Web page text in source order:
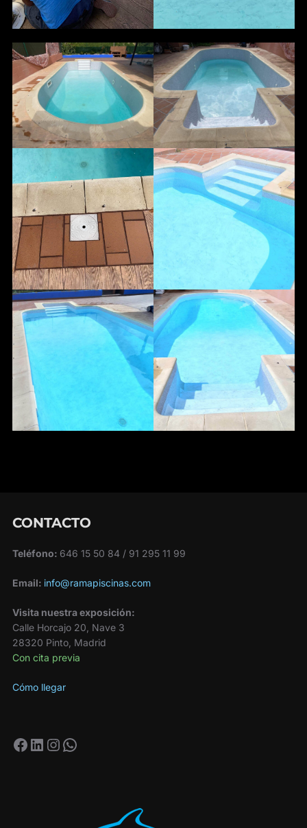
CONTACTO
Teléfono: 646 15 50 84 / 91 295 11 99
Email: info@ramapiscinas.com
Visita nuestra exposición:
Calle Horcajo 20, Nave 3
28320 Pinto, Madrid
Con cita previa
Cómo llegar
Facebook
LinkedIn
Instagram
WhatsApp